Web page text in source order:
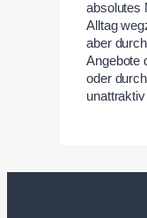
absolutes
Alltag
aber
Angebote
oder